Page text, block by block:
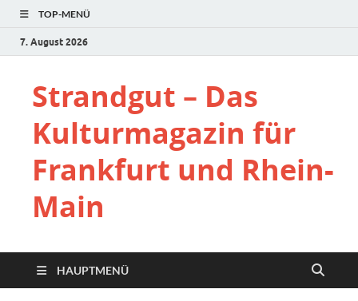
TOP-MENÜ
7. August 2026
Strandgut – Das
Kulturmagazin für
Frankfurt und Rhein-
Main
HAUPTMENÜ